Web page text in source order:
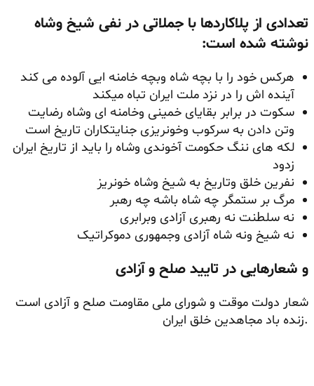
تعدادی از پلاکاردها با جملاتی در نفی شیخ وشاه
نوشته شده است:
هرکس خود را با بچه شاه وبچه خامنه ایی آلوده می کند
آینده اش را در نزد ملت ایران تباه میکند
سکوت در برابر بقایای خمینی وخامنه ای وشاه رضایت
وتن دادن به سرکوب وخونریزی جنایتکاران تاریخ است
لکه های ننگ حکومت آخوندی وشاه را باید از تاریخ ایران
زدود
نفرین خلق وتاریخ به شیخ وشاه خونریز
مرگ بر ستمگر چه شاه باشه چه رهبر
نه سلطنت نه رهبری آزادی وبرابری
نه شیخ ونه شاه آزادی وجمهوری دموکراتیک
و شعارهایی در تایید صلح و آزادی
شعار دولت موقت و شورای ملی مقاومت صلح و آزادی است
.زنده باد مجاهدین خلق ایران